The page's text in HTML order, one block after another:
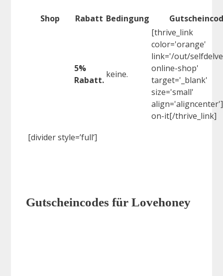
Shop Rabatt Bedingung
5%
Rabatt.
keine.
[thrive_link
color='orange'
link='/out/
online-shop'
target='_blank'
size='small'
on-it[/thrive_link]
[divider style=’full‘]
Gutscheincodes für Lovehoney